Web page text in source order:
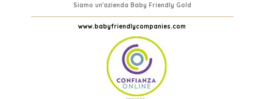
Siamo un'azienda Baby Friendly Gold
www.babyfriendlycompanies.com